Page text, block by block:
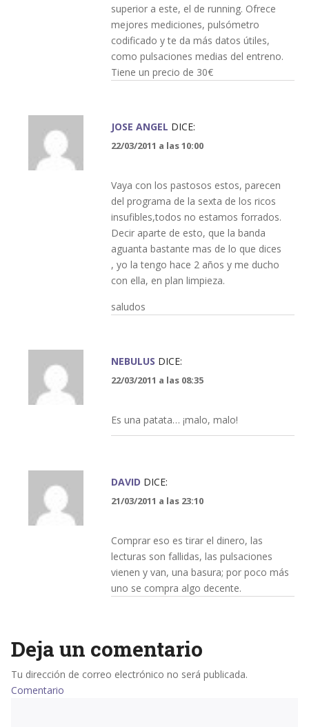
superior a este, el de running. Ofrece
mejores mediciones, pulsómetro
codificado y te da más datos útiles,
como pulsaciones medias del entreno.
Tiene un precio de 30€
JOSE ANGEL DICE:
22/03/2011 a las 10:00
Vaya con los pastosos estos, parecen
del programa de la sexta de los ricos
insufibles,todos no estamos forrados.
Decir aparte de esto, que la banda
aguanta bastante mas de lo que dices
, yo la tengo hace 2 años y me ducho
con ella, en plan limpieza.
saludos
NEBULUS DICE:
22/03/2011 a las 08:35
Es una patata… ¡malo, malo!
DAVID DICE:
21/03/2011 a las 23:10
Comprar eso es tirar el dinero, las
lecturas son fallidas, las pulsaciones
vienen y van, una basura; por poco más
uno se compra algo decente.
Deja un comentario
Tu dirección de correo electrónico no será publicada.
Comentario